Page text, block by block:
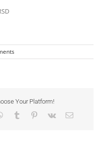
Your Platform!
WhatsApp
Tumblr Pinterest
Vk Email